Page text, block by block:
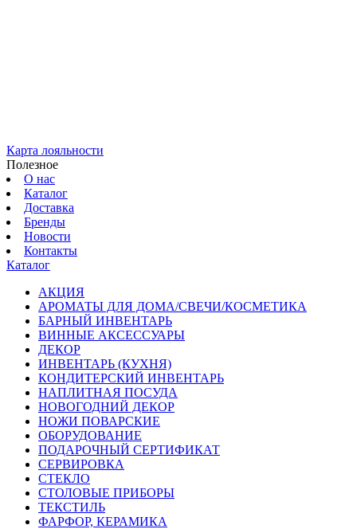
Карта лояльности
Полезное
О нас
Каталог
Доставка
Бренды
Новости
Контакты
Каталог
АКЦИЯ
АРОМАТЫ ДЛЯ ДОМА/СВЕЧИ/КОСМЕТИКА
БАРНЫЙ ИНВЕНТАРЬ
ВИННЫЕ АКСЕССУАРЫ
ДЕКОР
ИНВЕНТАРЬ (КУХНЯ)
КОНДИТЕРСКИЙ ИНВЕНТАРЬ
НАПЛИТНАЯ ПОСУДА
НОВОГОДНИЙ ДЕКОР
НОЖИ ПОВАРСКИЕ
ОБОРУДОВАНИЕ
ПОДАРОЧНЫЙ СЕРТИФИКАТ
СЕРВИРОВКА
СТЕКЛО
СТОЛОВЫЕ ПРИБОРЫ
ТЕКСТИЛЬ
ФАРФОР, КЕРАМИКА